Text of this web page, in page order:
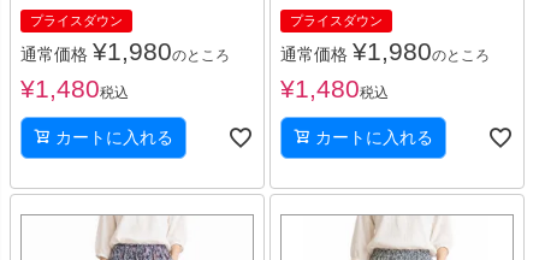
プライスダウン
通常価格 ¥1,980のところ
¥1,480税込
カートに入れる
プライスダウン
通常価格 ¥1,980のところ
¥1,480税込
カートに入れる